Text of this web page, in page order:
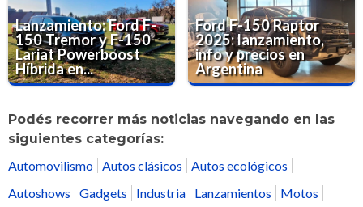
Lanzamiento: Ford F-
150 Tremor y F-150
Lariat Powerboost
Híbrida en...
Ford F-150 Raptor
2025: lanzamiento,
info y precios en
Argentina
Podés recorrer más noticias navegando en las
siguientes categorías:
Automovilismo
Autos clásicos
Autos ecológicos
Autoshows
Gadgets Industria Lanzamientos
Motos